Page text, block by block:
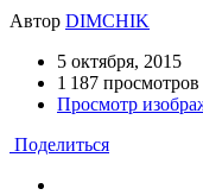
Автор DIMCHIK
5 октября, 2015
1 187 просмотров
Просмотр
Поделиться